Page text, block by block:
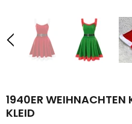
[ÜBERGRÖSSE] 50ER SWINGKLEID
1940ER WEIHNACHTEN
KLEID